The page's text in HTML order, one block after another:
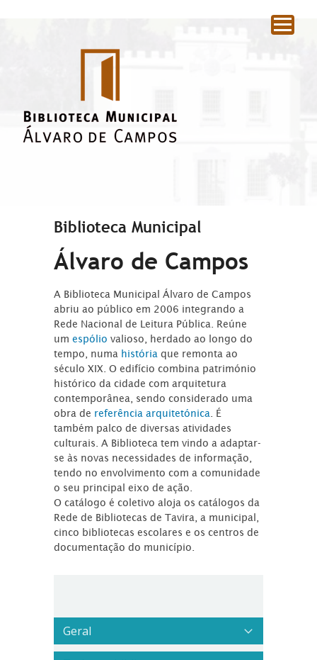
Biblioteca Municipal
Álvaro de Campos
A Biblioteca Municipal Álvaro de Campos
abriu ao público em 2006 integrando a
Rede Nacional de Leitura Pública. Reúne
umespóliovalioso, herdado ao longo do
tempo, numa história que remonta ao
século XIX. O edifício combina património
histórico da cidade com arquitetura
contemporânea, sendo considerado uma
obra de referência arquitetónica . É
também palco de diversas atividades
culturais. A Biblioteca tem vindo a adaptar-
se às novas necessidades de informação,
tendo no envolvimento com a comunidade
o seu principal eixo de ação.
O catálogo é coletivo aloja os catálogos da
Rede de Bibliotecas de Tavira, a municipal,
cinco bibliotecas escolares e os centros de
documentação do município.